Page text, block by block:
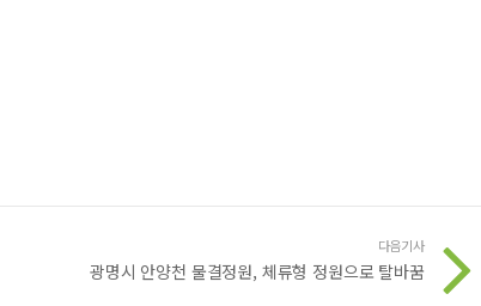
다음기사
광명시 안양천 물결정원, 체류형 정원으로 탈바꿈